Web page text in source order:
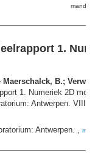
mandje
1.
B.;
1. Numeriek 2D
Antwerpen. VIII,
Antwerpen. ,